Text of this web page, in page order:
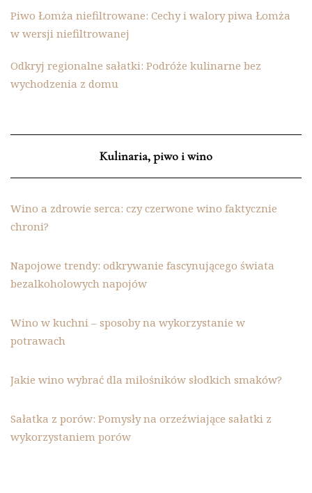
Piwo Łomża niefiltrowane: Cechy i walory piwa Łomża
w wersji niefiltrowanej
Odkryj regionalne sałatki: Podróże kulinarne bez
wychodzenia z domu
Kulinaria, piwo i wino
Wino a zdrowie serca: czy czerwone wino faktycznie
chroni?
Napojowe trendy: odkrywanie fascynującego świata
bezalkoholowych napojów
Wino w kuchni – sposoby na wykorzystanie w
potrawach
Jakie wino wybrać dla miłośników słodkich smaków?
Sałatka z porów: Pomysły na orzeźwiające sałatki z
wykorzystaniem porów